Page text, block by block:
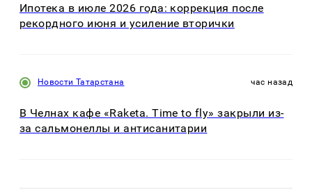
Ипотека в июле 2026 года: коррекция после
рекордного июня и усиление вторички
Новости Татарстана час назад
В Челнах кафе «Raketa. Time to fly» закрыли из-
за сальмонеллы и антисанитарии